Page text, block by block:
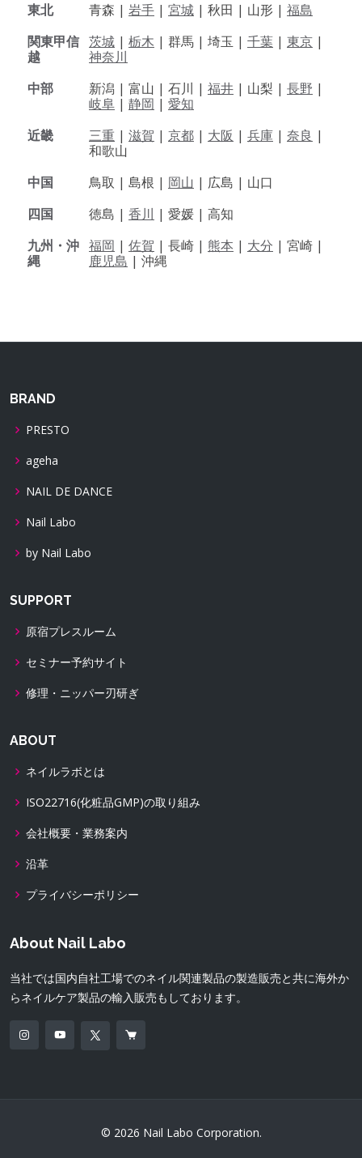
東北
青森 | 岩手 | 宮城 | 秋田 | 山形 | 福島
関東甲信
越
茨城 | 栃木 | 群馬 | 埼玉 | 千葉 | 東京 |
神奈川
中部
新潟 | 富山 | 石川 | 福井 | 山梨 | 長野 |
岐阜 | 静岡 | 愛知
近畿
三重 | 滋賀 | 京都 | 大阪 | 兵庫 | 奈良 |
和歌山
中国
鳥取 | 島根 | 岡山 | 広島 | 山口
四国
徳島 | 香川 | 愛媛 | 高知
九州・沖
縄
福岡 | 佐賀 | 長崎 | 熊本 | 大分 | 宮崎 |
鹿児島 | 沖縄
BRAND
PRESTO
ageha
NAIL DE DANCE
Nail Labo
by Nail Labo
SUPPORT
原宿プレスルーム
セミナー予約サイト
修理・ニッパー刃研ぎ
ABOUT
ネイルラボとは
ISO22716(化粧品GMP)の取り組み
会社概要・業務案内
沿革
プライバシーポリシー
About Nail Labo
当社では国内自社工場でのネイル関連製品の製造販売と共に海外か
らネイルケア製品の輸入販売もしております。
© 2026 Nail Labo Corporation.